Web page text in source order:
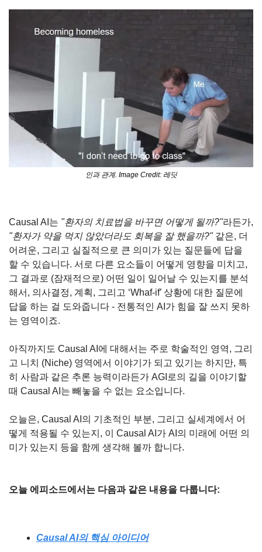
인과 관계. Image Credit: 레딧
Causal AI는 "환자의 치료법을 바꾸면 어떻게 될까?"
"환자가 약을 먹지 않았더라도 회복을 잘 했을까?" 같은, 더
어려운, 그리고 실질적으로 큰 의미가 있는 질문들에 답을
할 수 있습니다. 서로 다른 요소들이 어떻게 영향을 미치고,
그 결과로 (잠재적으로) 어떤 일이 일어날 수 있는지를 분석
해서, 의사결정, 계획, 그리고 ‘Whaf-if’ 상황에 대한 질문에
답을 하는 걸 도와줍니다 - 전통적인 AI가 힘을 잘 쓰지 못하
는 영역이죠.
아직까지도 Causal AI에 대해서는 주로 학술적인 영역, 그리
고 니치 (Niche) 영역에서 이야기가 되고 있기는 하지만, 특
히 사람과 같은 추론 능력이라든가 AGI로의 길을 이야기할
때 Causal AI는 빼놓을 수 없는 요소입니다.
오늘은, Causal AI의 기초적인 부분, 그리고 실세계에서 어
떻게 적용될 수 있는지, 이 Causal AI가 AI의 미래에 어떤 의
미가 있는지 등을 함께 생각해 볼까 합니다.
오늘 에피소드에서는 다음과 같은 내용을 다룹니다:
Causal AI의 핵심 아이디어